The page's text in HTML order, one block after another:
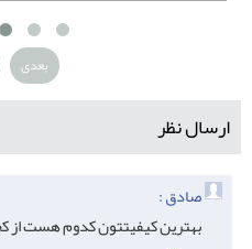
بعدی
ارسال نظر
صادق :
بهترین کیفیتتون کدوم هست از